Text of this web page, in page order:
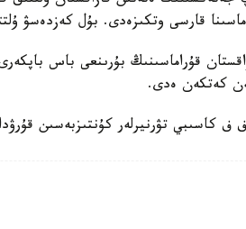
قارسى وتكىزەدى. بۇل كەزدەسۋ
قۇراماسىنىڭ بۇرىنعى باس
كەتكەن ەدى.
ف كاسىبي تۋرنيرلەر كۇنتىزبەسىن